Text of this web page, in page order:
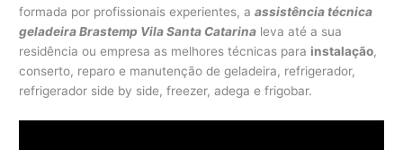
formada por profissionais experientes, aassistência técnica
geladeira Brastemp Vila Santa Catarina leva até a sua
residência ou empresa as melhores técnicas para instalação,
conserto, reparo e manutenção de geladeira, refrigerador,
refrigerador side by side, freezer, adega e frigobar.